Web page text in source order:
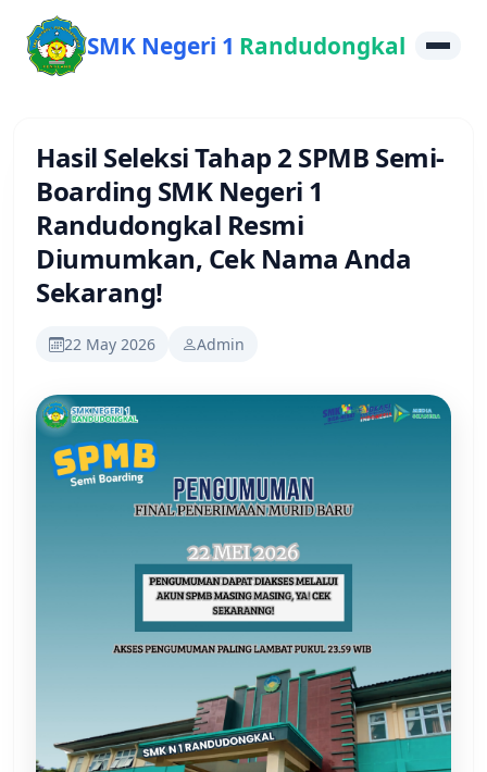
SMK Negeri 1 Randudongkal
Hasil Seleksi Tahap 2 SPMB Semi-
Boarding SMK Negeri 1
Randudongkal Resmi
Diumumkan, Cek Nama Anda
Sekarang!
22 May 2026 Admin